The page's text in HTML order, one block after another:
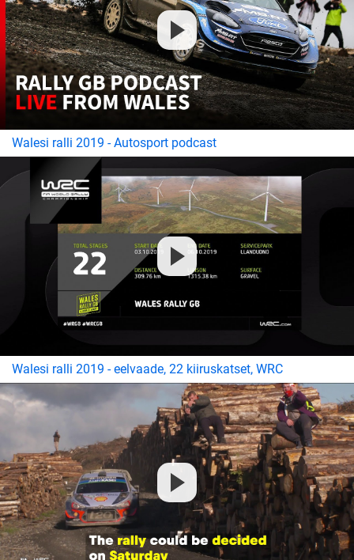
Walesi ralli 2019 - Autosport podcast
Walesi ralli 2019 - eelvaade, 22 kiiruskatset, WRC